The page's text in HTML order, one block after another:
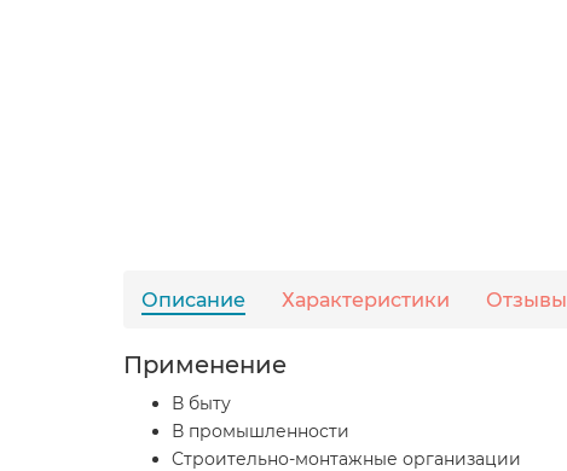
Описание Характеристики Отзывы
Применение
В быту
В промышленности
Cтроительно-монтажные организации